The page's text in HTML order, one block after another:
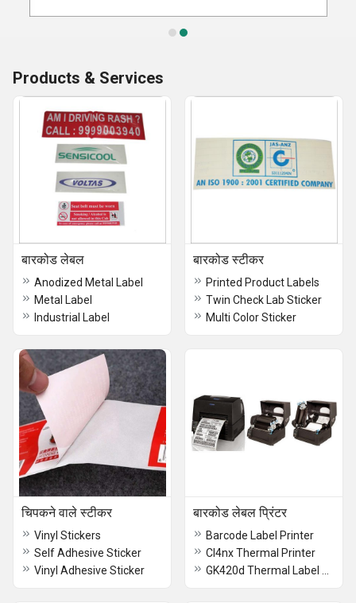
Products & Services
बारकोड लेबल
Anodized Metal Label
Metal Label
Industrial Label
बारकोड स्टीकर
Printed Product Labels
Twin Check Lab Sticker
Multi Color Sticker
चिपकने वाले स्टीकर
Vinyl Stickers
Self Adhesive Sticker
Vinyl Adhesive Sticker
बारकोड लेबल प्रिंटर
Barcode Label Printer
Cl4nx Thermal Printer